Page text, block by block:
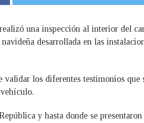
una inspección al interior del
desarrollada en las
los diferentes testimonios que
y hasta donde se